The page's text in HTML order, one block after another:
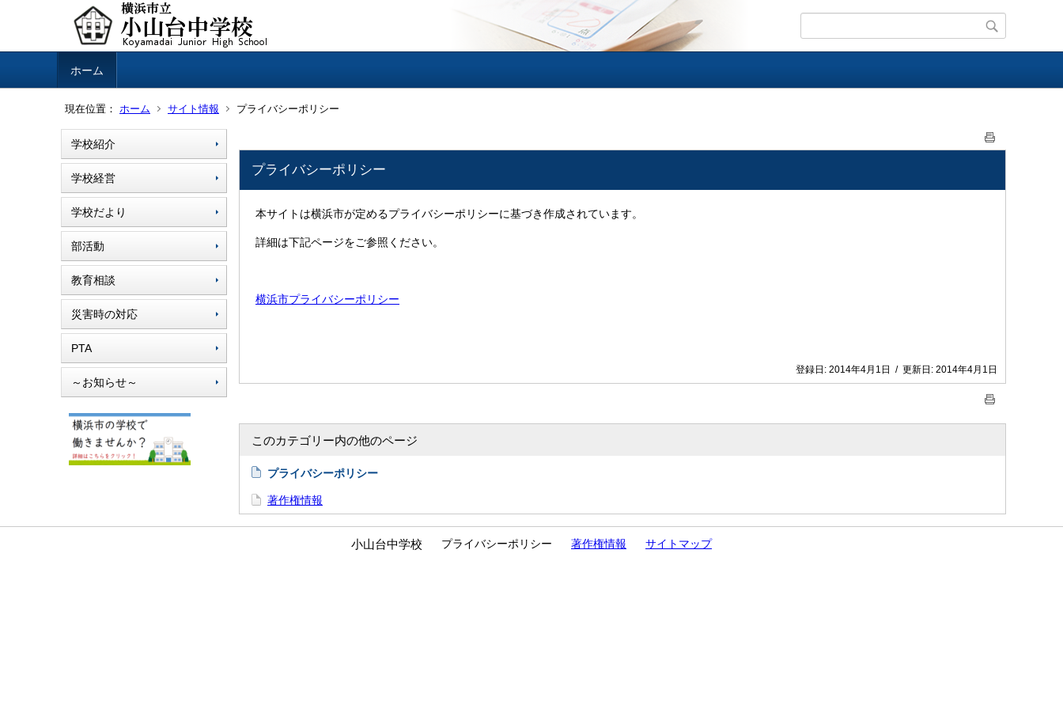
ホーム
現在位置： ホーム サイト情報 プライバシーポリシー
学校紹介
学校経営
学校だより
部活動
教育相談
災害時の対応
PTA
～お知らせ～
プライバシーポリシー
本サイトは横浜市が定めるプライバシーポリシーに基づき作成されています。
詳細は下記ページをご参照ください。
横浜市プライバシーポリシー
登録日: 2014年4月1日 / 更新日: 2014年4月1日
このカテゴリー内の他のページ
プライバシーポリシー
著作権情報
小山台中学校 プライバシーポリシー 著作権情報 サイトマップ